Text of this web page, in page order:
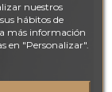
nuestros
hábitos de
más información
en "Personalizar".